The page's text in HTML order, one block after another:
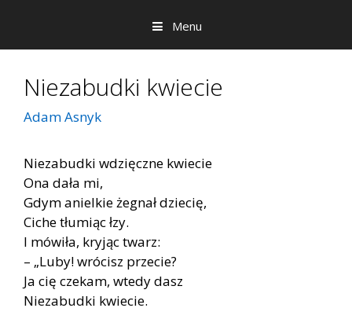
Menu
Niezabudki kwiecie
Adam Asnyk
Niezabudki wdzięczne kwiecie
Ona dała mi,
Gdym anielkie żegnał dziecię,
Ciche tłumiąc łzy.
I mówiła, kryjąc twarz:
– „Luby! wrócisz przecie?
Ja cię czekam, wtedy dasz
Niezabudki kwiecie.